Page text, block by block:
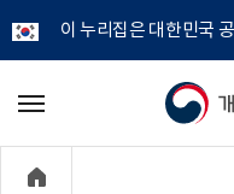
이 누리집은 대한민국
개
메
기